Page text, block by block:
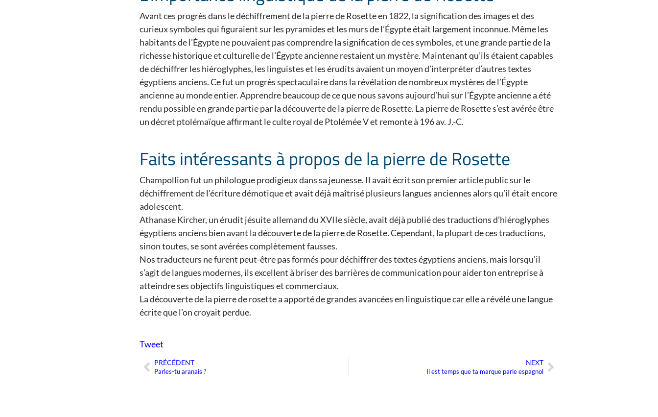
Avant ces progrès dans le déchiffrement de la pierre de Rosette en 1822, la signification des images et des
curieux symboles qui figuraient sur les pyramides et les murs de l’Égypte était largement inconnue. Même les
habitants de l’Égypte ne pouvaient pas comprendre la signification de ces symboles, et une grande partie de la
richesse historique et culturelle de l’Égypte ancienne restaient un mystère. Maintenant qu’ils étaient capables
de déchiffrer les hiéroglyphes, les linguistes et les érudits avaient un moyen d’interpréter d’autres textes
égyptiens anciens. Ce fut un progrès spectaculaire dans la révélation de nombreux mystères de l’Égypte
ancienne au monde entier. Apprendre beaucoup de ce que nous savons aujourd’hui sur l’Égypte ancienne a été
rendu possible en grande partie par la découverte de la pierre de Rosette. La pierre de Rosette s’est avérée être
un décret ptolémaïque affirmant le culte royal de Ptolémée V et remonte à 196 av. J.-C.
Faits intéressants à propos de la pierre de Rosette
Champollion fut un philologue prodigieux dans sa jeunesse. Il avait écrit son premier article public sur le
déchiffrement de l’écriture démotique et avait déjà maîtrisé plusieurs langues anciennes alors qu’il était encore
adolescent.
Athanase Kircher, un érudit jésuite allemand du XVIIe siècle, avait déjà publié des traductions d’hiéroglyphes
égyptiens anciens bien avant la découverte de la pierre de Rosette. Cependant, la plupart de ces traductions,
sinon toutes, se sont avérées complètement fausses.
Nos traducteurs ne furent peut-être pas formés pour déchiffrer des textes égyptiens anciens, mais lorsqu’il
s’agit de langues modernes, ils excellent à briser des barrières de communication pour aider ton entreprise à
atteindre ses objectifs linguistiques et commerciaux.
La découverte de la pierre de rosette a apporté de grandes avancées en linguistique car elle a révélé une langue
écrite que l’on croyait perdue.
Tweet
Précédent
PRÉCÉDENT
Parles-tu aranais ?
NEXT
Il est temps que ta marque parle espagnolSuivant